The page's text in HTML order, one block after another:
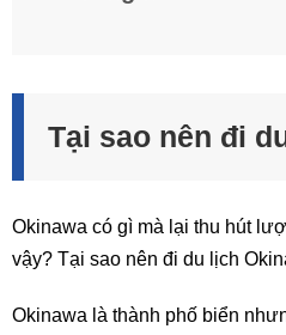
Tại sao nên đi
Okinawa có gì mà lại thu hút
vậy? Tại sao nên đi du lịch
Okinawa là thành phố biển